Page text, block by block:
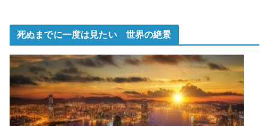
死ぬまでに一度は見たい 世界の絶景